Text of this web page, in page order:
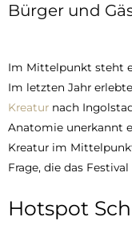
Bürger und
Im Mittelpunkt steht
Im letzten Jahr
Kreatur nach
Anatomie unerkannt
Kreatur im
Frage, die das
Hotspot